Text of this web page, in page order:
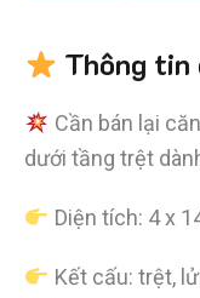
Thông
Cần bán lại
dưới tầng trệt
Diện tích: 4 x
Kết cấu: trệt,